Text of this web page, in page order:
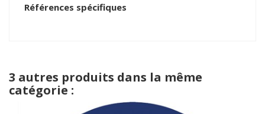
Références spécifiques
3 autres produits dans la même
catégorie :